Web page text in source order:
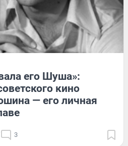
его Шуша»:
кино
— его личная
3